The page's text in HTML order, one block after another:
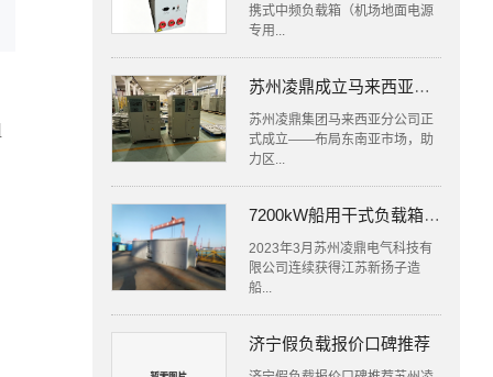
携式中频负载箱（机场地面电源
专用...
苏州凌鼎成立马来西亚分公司，布局东南亚负载市场
苏州凌鼎集团马来西亚分公司正
式成立——布局东南亚市场，助
力区...
7200kW船用干式负载箱交付新扬子造船有限公司
2023年3月苏州凌鼎电气科技有
限公司连续获得江苏新扬子造
船...
济宁假负载报价口碑推荐